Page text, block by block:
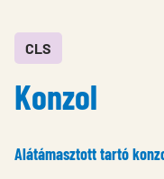
Támogatás
Lindabról
Kapcsolat
CLS
Konzol
Alátámasztott tartó